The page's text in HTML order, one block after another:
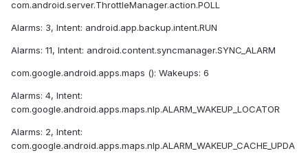
com.android.server.ThrottleManager.action.POLL
Alarms: 3, Intent: android.app.backup.intent.RUN
Alarms: 11, Intent: android.content.syncmanager.SYNC_ALARM
com.google.android.apps.maps (): Wakeups: 6
Alarms: 4, Intent:
com.google.android.apps.maps.nlp.ALARM_WAKEUP_LOCATOR
Alarms: 2, Intent:
com.google.android.apps.maps.nlp.ALARM_WAKEUP_CACHE_UPDA